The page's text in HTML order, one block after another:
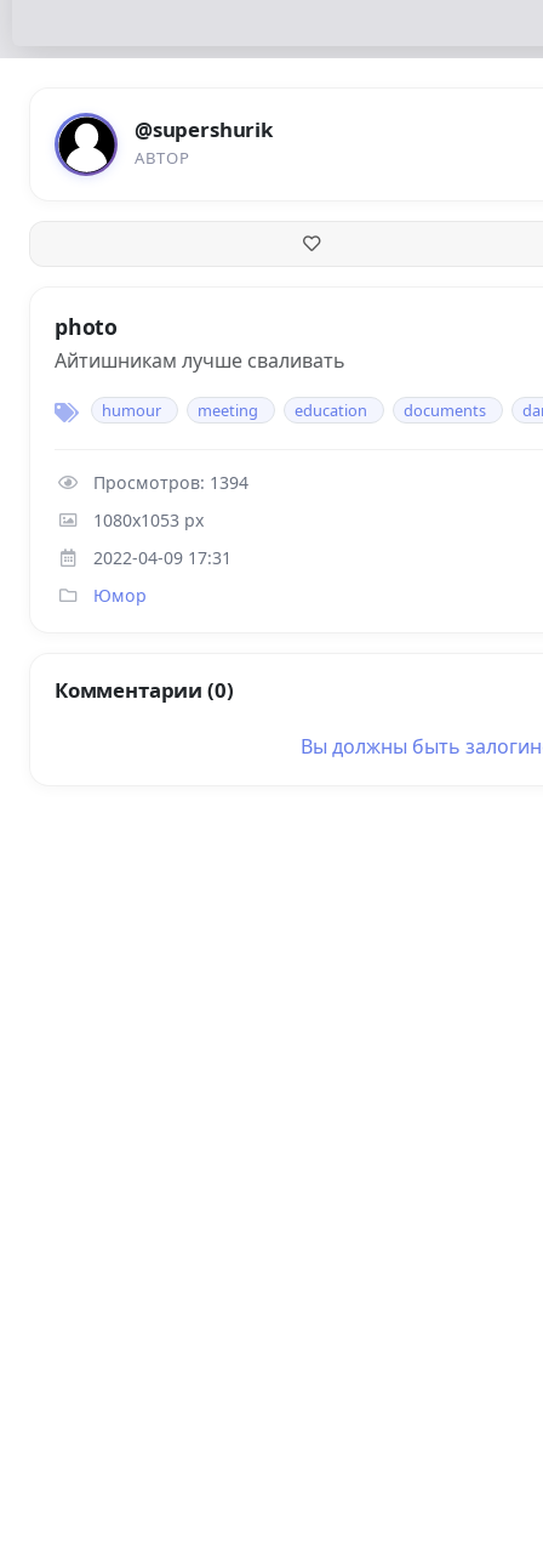
@supershurik
АВТОР
photo
Айтишникам лучше сваливать
humour meeting education documents
Просмотров: 1394
1080x1053 px
2022-04-09 17:31
Юмор
Комментарии (0)
Вы должны быть